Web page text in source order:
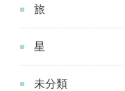
旅
星
未分類